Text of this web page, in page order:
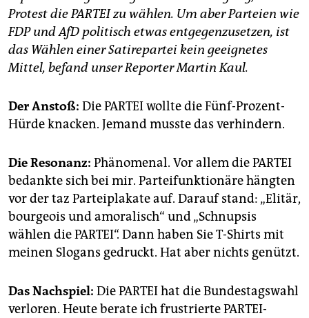
epaper login
Protest die PARTEI zu wählen. Um aber Parteien wie
FDP und AfD politisch etwas entgegenzusetzen, ist
das Wählen einer Satirepartei kein geeignetes
Mittel, befand unser Reporter Martin Kaul.
Der Anstoß: Die PARTEI wollte die Fünf-Prozent-
Hürde knacken. Jemand musste das verhindern.
Die Resonanz: Phänomenal. Vor allem die PARTEI
bedankte sich bei mir. Parteifunktionäre hängten
vor der taz Parteiplakate auf. Darauf stand: „Elitär,
bourgeois und amoralisch“ und „Schnupsis
wählen die PARTEI“. Dann haben Sie T-Shirts mit
meinen Slogans gedruckt. Hat aber nichts genützt.
Das Nachspiel: Die PARTEI hat die Bundestagswahl
verloren. Heute berate ich frustrierte PARTEI-